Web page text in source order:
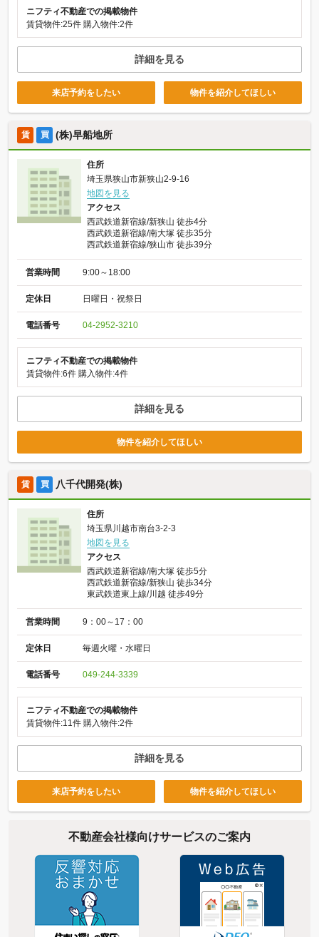
ニフティ不動産での掲載物件
賃貸物件:25件 購入物件:2件
詳細を見る
来店予約をしたい 物件を紹介してほしい
賃 買 (株)早船地所
住所
埼玉県狭山市新狭山2-9-16
地図を見る
アクセス
西武鉄道新宿線/新狭山 徒歩4分
西武鉄道新宿線/南大塚 徒歩35分
西武鉄道新宿線/狭山市 徒歩39分
営業時間 9:00～18:00
定休日 日曜日・祝祭日
電話番号 04-2952-3210
ニフティ不動産での掲載物件
賃貸物件:6件 購入物件:4件
詳細を見る
物件を紹介してほしい
賃 買 八千代開発(株)
住所
埼玉県川越市南台3-2-3
地図を見る
アクセス
西武鉄道新宿線/南大塚 徒歩5分
西武鉄道新宿線/新狭山 徒歩34分
東武鉄道東上線/川越 徒歩49分
営業時間 9：00～17：00
定休日 毎週火曜・水曜日
電話番号 049-244-3339
ニフティ不動産での掲載物件
賃貸物件:11件 購入物件:2件
詳細を見る
来店予約をしたい 物件を紹介してほしい
不動産会社様向けサービスのご案内